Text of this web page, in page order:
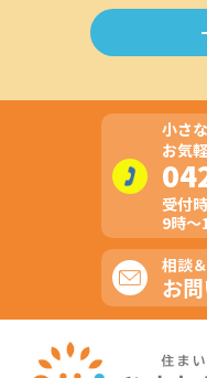
小さ
お気
受付
9時～
相談
お